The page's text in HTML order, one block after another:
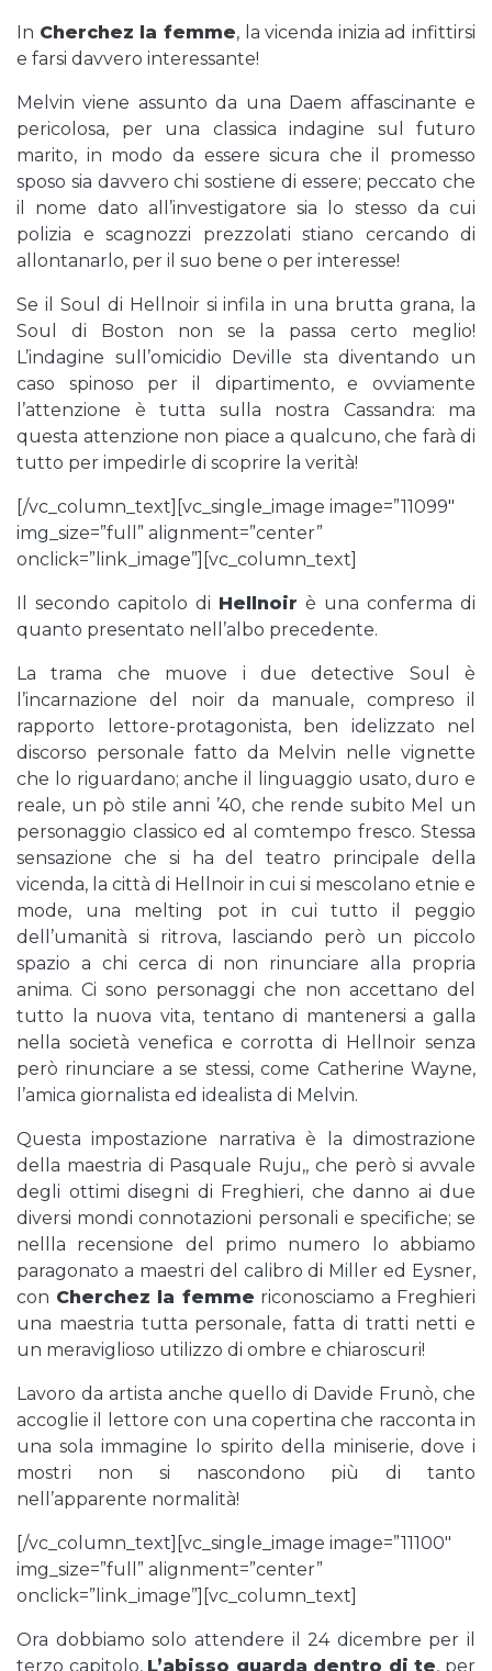
In Cherchez la femme, la vicenda inizia ad infittirsi
e farsi davvero interessante!
Melvin viene assunto da una Daem affascinante e
pericolosa, per una classica indagine sul futuro
marito, in modo da essere sicura che il promesso
sposo sia davvero chi sostiene di essere; peccato che
il nome dato all’investigatore sia lo stesso da cui
polizia e scagnozzi prezzolati stiano cercando di
allontanarlo, per il suo bene o per interesse!
Se il Soul di Hellnoir si infila in una brutta grana, la
Soul di Boston non se la passa certo meglio!
L’indagine sull’omicidio Deville sta diventando un
caso spinoso per il dipartimento, e ovviamente
l’attenzione è tutta sulla nostra Cassandra: ma
questa attenzione non piace a qualcuno, che farà di
tutto per impedirle di scoprire la verità!
[/vc_column_text][vc_single_image image=”11099″
img_size=”full” alignment=”center”
onclick=”link_image”][vc_column_text]
Il secondo capitolo di Hellnoir è una conferma di
quanto presentato nell’albo precedente.
La trama che muove i due detective Soul è
l’incarnazione del noir da manuale, compreso il
rapporto lettore-protagonista, ben idelizzato nel
discorso personale fatto da Melvin nelle vignette
che lo riguardano; anche il linguaggio usato, duro e
reale, un pò stile anni ’40, che rende subito Mel un
personaggio classico ed al comtempo fresco. Stessa
sensazione che si ha del teatro principale della
vicenda, la città di Hellnoir in cui si mescolano etnie e
mode, una melting pot in cui tutto il peggio
dell’umanità si ritrova, lasciando però un piccolo
spazio a chi cerca di non rinunciare alla propria
anima. Ci sono personaggi che non accettano del
tutto la nuova vita, tentano di mantenersi a galla
nella società venefica e corrotta di Hellnoir senza
però rinunciare a se stessi, come Catherine Wayne,
l’amica giornalista ed idealista di Melvin.
Questa impostazione narrativa è la dimostrazione
della maestria di Pasquale Ruju,, che però si avvale
degli ottimi disegni di Freghieri, che danno ai due
diversi mondi connotazioni personali e specifiche; se
nellla recensione del primo numero lo abbiamo
paragonato a maestri del calibro di Miller ed Eysner,
con Cherchez la femme riconosciamo a Freghieri
una maestria tutta personale, fatta di tratti netti e
un meraviglioso utilizzo di ombre e chiaroscuri!
Lavoro da artista anche quello di Davide Frunò, che
accoglie il lettore con una copertina che racconta in
una sola immagine lo spirito della miniserie, dove i
mostri non si nascondono più di tanto
nell’apparente normalità!
[/vc_column_text][vc_single_image image=”11100″
img_size=”full” alignment=”center”
onclick=”link_image”][vc_column_text]
Ora dobbiamo solo attendere il 24 dicembre per il
terzo capitolo, L’abisso guarda dentro di te, per